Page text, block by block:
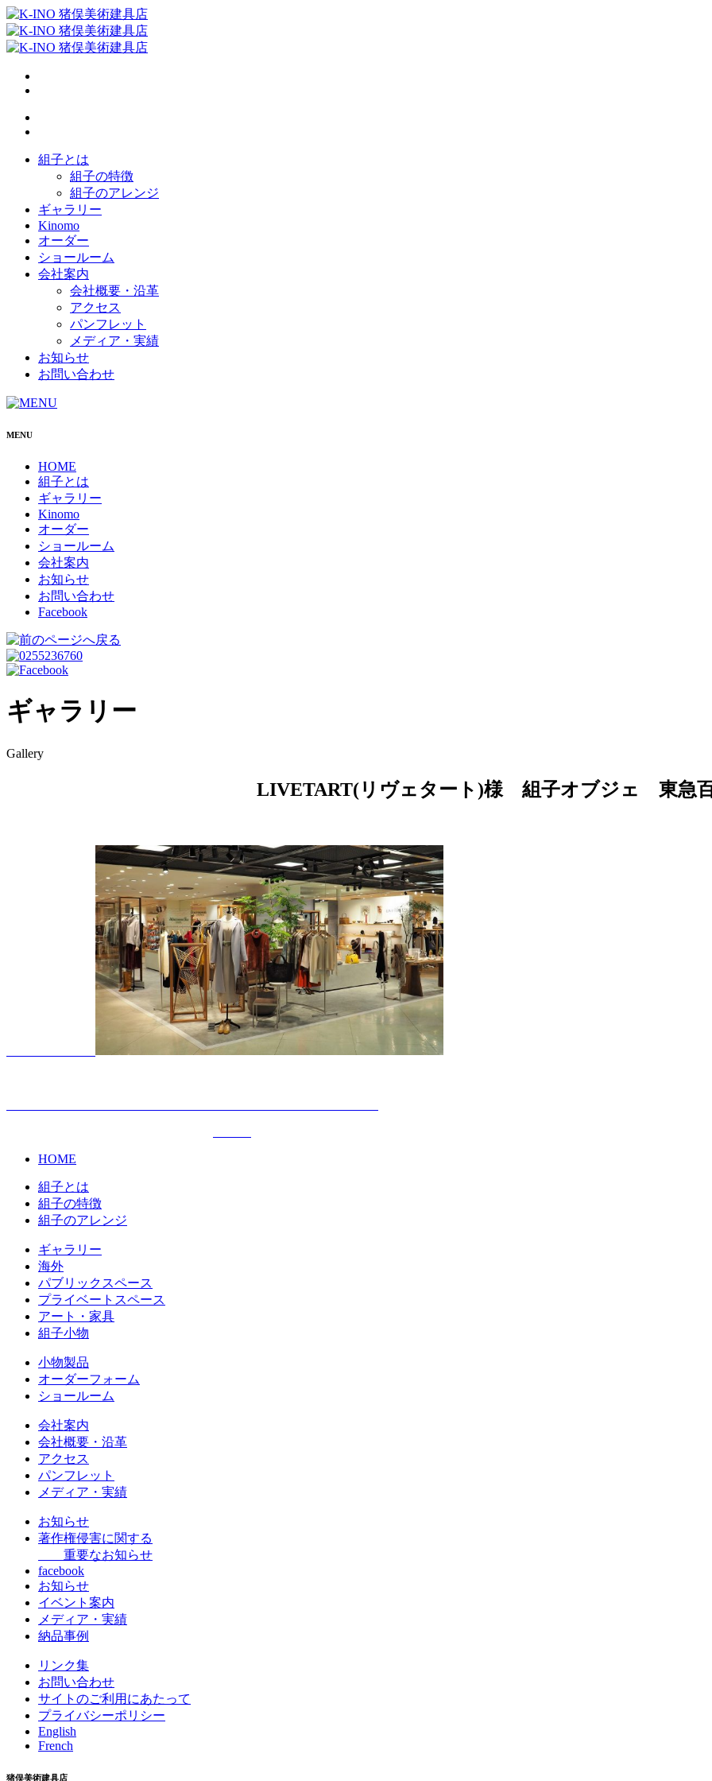
組子とは
組子の特徴
組子のアレンジ
ギャラリー
Kinomo
オーダー
ショールーム
会社案内
会社概要・沿革
アクセス
パンフレット
メディア・実績
お知らせ
お問い合わせ
MENU
HOME
組子とは
ギャラリー
Kinomo
オーダー
ショールーム
会社案内
お知らせ
お問い合わせ
Facebook
ギャラリー
Gallery
LIVETART(リヴェタート)様 組子オブジェ 東急
HOME
組子とは
組子の特徴
組子のアレンジ
ギャラリー
海外
パブリックスペース
プライベートスペース
アート・家具
組子小物
小物製品
オーダーフォーム
ショールーム
会社案内
会社概要・沿革
アクセス
パンフレット
メディア・実績
お知らせ
著作権侵害に関する
重要なお知らせ
facebook
お知らせ
イベント案内
メディア・実績
納品事例
リンク集
お問い合わせ
サイトのご利用にあたって
プライバシーポリシー
English
French
猪俣美術建具店